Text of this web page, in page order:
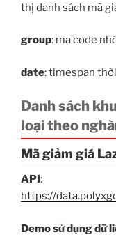
thị danh sách mã
group: mã code
date: timespan
Danh sách
loại theo
Mã giảm giá
API :
https://
Demo sử dụng dữ